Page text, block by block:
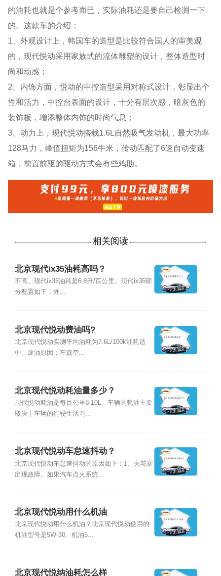
的油耗也就是个参考而已，实际油耗还是要自己检测一下
的。这款车的介绍：
1、外观设计上，韩国车的造型是比较符合国人的审美观
的，现代悦动采用家族式的流体雕塑的设计，整体造型时
尚和动感；
2、内饰方面，悦动的中控造型采用对称式设计，彰显出个
性和活力，中控台表面的设计，十分有层次感，暗灰色的
装饰板，增添整体内饰的时尚气息；
3、动力上，现代悦动搭载1.6L自然吸气发动机，最大功率
128马力，峰值扭矩为156牛米，传动匹配了6速自动变速
箱，前置前驱的驱动方式会有些鸡肋。
相关阅读
北京现代ix35油耗高吗？
不高。现代ix35油耗是6.8升/百公里。现代ix35部
分配置如下：外...
北京现代悦动费油吗?
北京现代悦动实测平均油耗为7.6L/100k油耗适
中。废油原因：车载空...
北京现代悦动耗油量多少？
现代悦动耗油是每百公里8-10L。车辆的耗油主要
取决于车辆的行驶生活习...
北京现代悦动车怠速抖动？
北京现代悦动车怠速抖动的原因如下：1、火花塞
出现故障。如果汽车点火系统...
北京现代悦动用什么机油
北京现代悦动用什么机油？北京现代悦动使用的
机油型号是5W-30。机油5...
北京现代悦纳油耗怎么样